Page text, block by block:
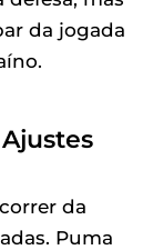
da jogada
da
Puma